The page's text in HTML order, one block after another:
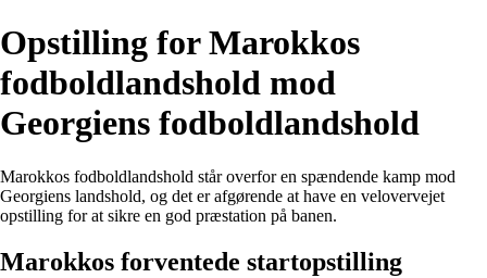
Opstilling for Marokkos
fodboldlandshold mod
Georgiens fodboldlandshold
Marokkos fodboldlandshold står overfor en spændende kamp mod
Georgiens landshold, og det er afgørende at have en velovervejet
opstilling for at sikre en god præstation på banen.
Marokkos forventede startopstilling